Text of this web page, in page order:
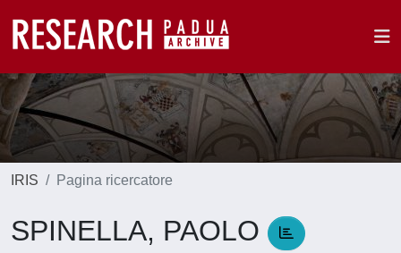
IRIS Pagina ricercatore
SPINELLA, PAOLO